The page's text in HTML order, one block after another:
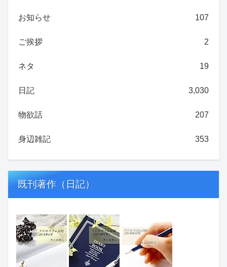
お知らせ 107
ご挨拶 2
ネタ 19
日記 3,030
物欲話 207
身辺雑記 353
既刊著作（日記）